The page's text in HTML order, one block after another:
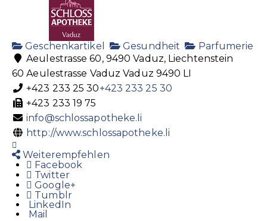
Geschenkartikel Gesundheit
Parfumerie
Aeulestrasse 60, 9490 Vaduz, Liechtenstein
60 Aeulestrasse Vaduz Vaduz 9490 LI
+423 233 25 30+423 233 25 30
+423 233 19 75
info@schlossapotheke.li
http://www.schlossapotheke.li
Weiterempfehlen
Facebook
Twitter
Google+
Tumblr
LinkedIn
Mail